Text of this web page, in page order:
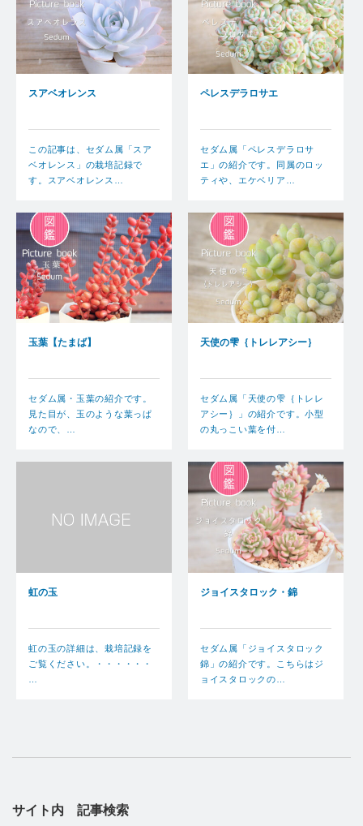
スアベオレンス
この記事は、セダム属「スア
ベオレンス」の栽培記録で
す。スアベオレンス…
ペレスデラロサエ
セダム属「ペレスデラロサ
エ」の紹介です。同属のロッ
ティや、エケベリア…
玉葉【たまば】
セダム属・玉葉の紹介です。
見た目が、玉のような葉っぱ
なので、…
天使の雫｛トレレアシー｝
セダム属「天使の雫｛トレレ
アシー｝」の紹介です。小型
の丸っこい葉を付…
虹の玉
虹の玉の詳細は、栽培記録を
ご覧ください。・・・・・・
ジョイスタロック・錦
セダム属「ジョイスタロック
錦」の紹介です。こちらはジ
ョイスタロックの…
サイト内 記事検索